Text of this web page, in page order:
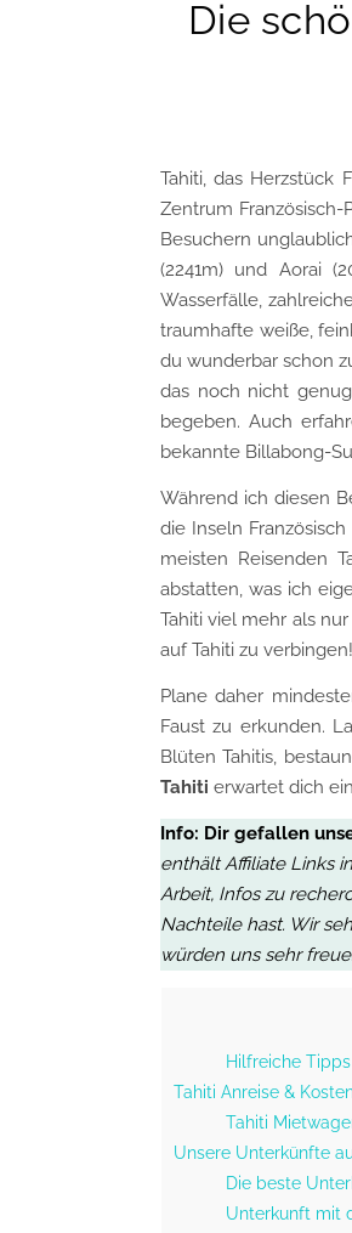
Die
Tahiti, das Herzstück
Zentrum Französisch-
Besuchern
(2241m) und Aorai
Wasserfälle,
traumhafte weiße,
du wunderbar schon
das noch nicht
begeben. Auch
bekannte Billabong-
Während ich diesen
die Inseln
meisten Reisenden
abstatten, was ich
Tahiti viel mehr als
auf Tahiti zu verbingen!
Plane daher
Faust zu erkunden.
Blüten Tahitis,
Tahiti erwartet dich
Info: Dir gefallen
enthält Affiliate Links
Arbeit, Infos zu
Nachteile hast. Wir
würden uns sehr
Hilfreiche
Tahiti Anreise &
Tahiti
Unsere Unterkünfte
Die beste
Unterkunft mit